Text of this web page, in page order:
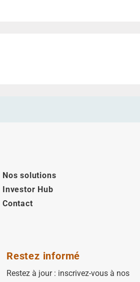
Nos solutions
Investor Hub
Contact
Restez informé
Restez à jour : inscrivez-vous à nos